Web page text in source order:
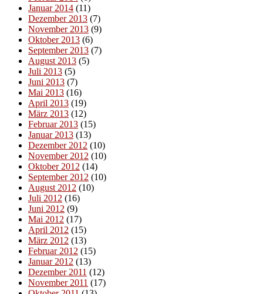
Januar 2014 (11)
Dezember 2013 (7)
November 2013 (9)
Oktober 2013 (6)
September 2013 (7)
August 2013 (5)
Juli 2013 (5)
Juni 2013 (7)
Mai 2013 (16)
April 2013 (19)
März 2013 (12)
Februar 2013 (15)
Januar 2013 (13)
Dezember 2012 (10)
November 2012 (10)
Oktober 2012 (14)
September 2012 (10)
August 2012 (10)
Juli 2012 (16)
Juni 2012 (9)
Mai 2012 (17)
April 2012 (15)
März 2012 (13)
Februar 2012 (15)
Januar 2012 (13)
Dezember 2011 (12)
November 2011 (17)